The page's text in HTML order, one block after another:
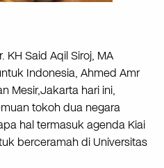
KH Said Aqil Siroj, MA
Indonesia, Ahmed Amr
Mesir,Jakarta hari ini,
tokoh dua negara
hal termasuk agenda Kiai
berceramah di Universitas